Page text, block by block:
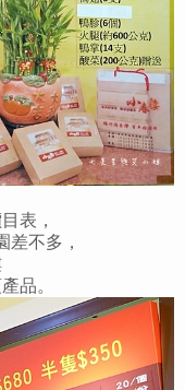
表，
差不多，
品。